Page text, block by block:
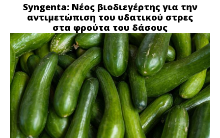
Syngenta: Νέος βιοδιεγέρτης για την
αντιμετώπιση του υδατικού στρες
στα φρούτα του δάσους